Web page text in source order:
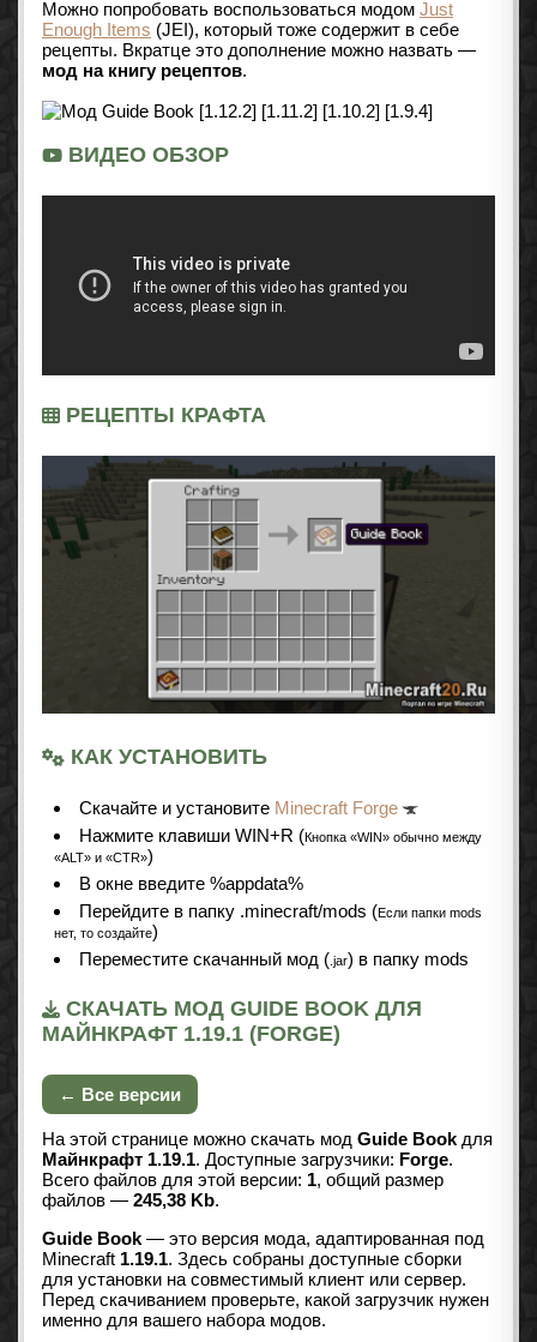
Можно попробовать воспользоваться модом Just
Enough Items (JEI), который тоже содержит в себе
рецепты. Вкратце это дополнение можно назвать —
мод на книгу рецептов.
ВИДЕО ОБЗОР
РЕЦЕПТЫ КРАФТА
КАК УСТАНОВИТЬ
Cкачайте и установите Minecraft Forge
Нажмите клавиши WIN+R (Кнопка «WIN» обычно между
«ALT» и «CTR»)
В окне введите %appdata%
Перейдите в папку .minecraft/mods (Если папки mods
нет, то создайте)
Переместите скачанный мод ( .jar) в папку mods
СКАЧАТЬ МОД GUIDE BOOK ДЛЯ
МАЙНКРАФТ 1.19.1 (FORGE)
← Все версии
На этой странице можно скачать мод Guide Book для
Майнкрафт 1.19.1. Доступные загрузчики: Forge.
Всего файлов для этой версии: 1, общий размер
файлов — 245,38 Kb.
Guide Book — это версия мода, адаптированная под
Minecraft 1.19.1. Здесь собраны доступные сборки
для установки на совместимый клиент или сервер.
Перед скачиванием проверьте, какой загрузчик нужен
именно для вашего набора модов.